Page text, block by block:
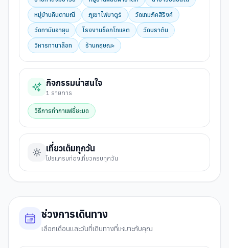
หมู่บ้านคินตามณี
ภูเขาไฟบาตูร์
วัดเทมภัคสิริงค์
วัดทามันอายุน
โรงงานช็อกโกแลต
วัดบราตัน
วิหารทานาล็อท
ร้านกฤษณะ
กิจกรรมน่าสนใจ
1 รายการ
วิธีการทำกาแฟขี้ชะมด
เที่ยวเต็มทุกวัน
โปรแกรมท่องเที่ยวครบทุกวัน
ช่วงการเดินทาง
เลือกเดือนและวันที่เดินทางที่เหมาะกับคุณ